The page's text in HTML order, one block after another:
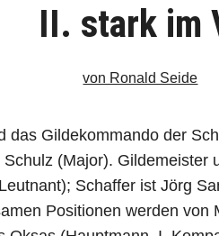
II. stark im
von Ronald Seide
das Gildekommando der
(Major).
Schaffer ist Jörg
Positionen werden